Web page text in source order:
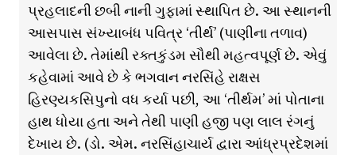
પ્રહલાદની છબી નાની ગુફામાં સ્થાપિત છે. આ સ્થાનની
આસપાસ સંખ્યાબંધ પવિત્ર ‘તીર્થ’ (પાણીના તળાવ)
આવેલા છે. તેમાંથી રક્તકુંડમ સૌથી મહત્વપૂર્ણ છે. એવું
કહેવામાં આવે છે કે ભગવાન નરસિંહે રાક્ષસ
હિરણ્યકસિપુનો વધ કર્યા પછી, આ ‘તીર્થમ’ માં પોતાના
હાથ ધોયા હતા અને તેથી પાણી હજી પણ લાલ રંગનું
દેખાય છે. (ડો. એમ. નરસિંહાચાર્ય દ્વારા આંધ્રપ્રદેશમાં